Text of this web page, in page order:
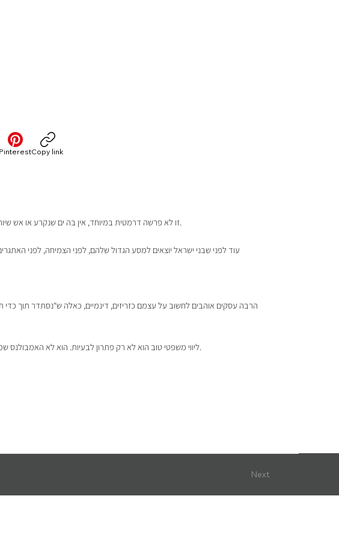
PinterestCopy link
זו לא פרשה דרמטית במיוחד, אין בה ים שנקרע או אש שיורדת מהשמיים. במקום זה מקבלים רשימות, ספירות, חלוקת תפקידים, סדרי מחנה, גבולות והיררכיה. במילים אחרות, בירוקרטיה.
עוד לפני שבני ישראל יוצאים למסע הגדול שלהם, לפני הצמיחה, לפני
הרבה עסקים אוהבים לחשוב על עצמם כזריזים, דינמיים, כאלה ש“נסתדר תוך
ליווי משפטי טוב הוא לא רק פתרון לבעיות. הוא לא האמבולנס שמגיע אחרי התאונה. הוא הרבה יותר קרוב לאדריכלות, לחשיבה שמחזיקה את המבנה גם כשהעסק גדל, משתנה ונמתח מכל כיוון.
Next